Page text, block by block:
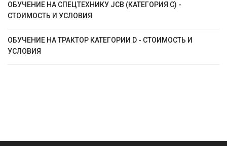
ОБУЧЕНИЕ НА СПЕЦТЕХНИКУ JCB (КАТЕГОРИЯ C) -
СТОИМОСТЬ И УСЛОВИЯ
ОБУЧЕНИЕ НА ТРАКТОР КАТЕГОРИИ D - СТОИМОСТЬ И
УСЛОВИЯ